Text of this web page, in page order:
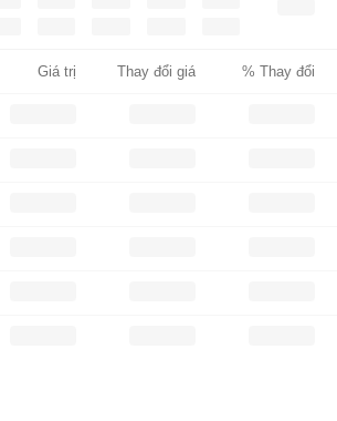
Giá trị Thay đổi giá % Thay đổi